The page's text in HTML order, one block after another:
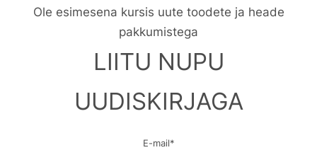
Ole esimesena kursis uute toodete ja heade
pakkumistega
LIITU NUPU
UUDISKIRJAGA
E-mail